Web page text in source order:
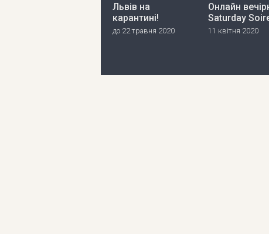
Львів на
карантині!
до 22 травня 2020
Онлайн
Saturday
11 квітня 2020